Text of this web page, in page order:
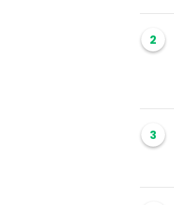
2
3